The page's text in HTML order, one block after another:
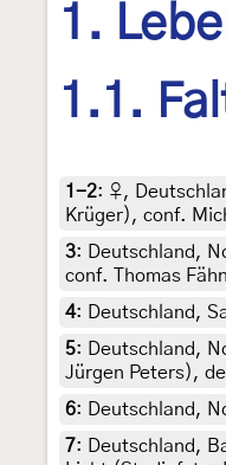
1.
1.1.
1-2: ♀,
Krüger), conf.
3:
Deutschland,
conf. Thomas
4:
Deutschland,
5:
Deutschland,
Jürgen Peters),
6:
Deutschland,
7:
Deutschland,